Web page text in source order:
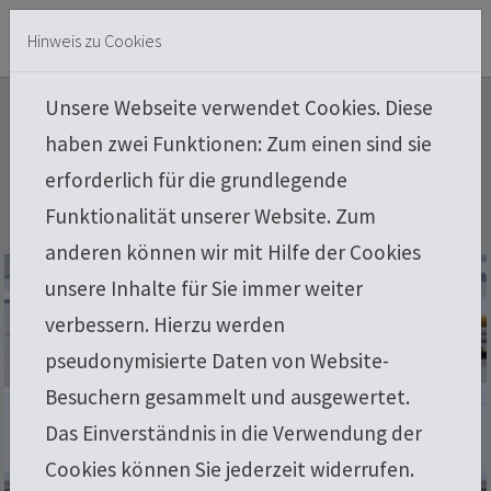
Skip to main content
Skip to page footer
Flachdach
Hinweis zu Cookies
Unsere Webseite verwendet Cookies. Diese
haben zwei Funktionen: Zum einen sind sie
erforderlich für die grundlegende
Funktionalität unserer Website. Zum
anderen können wir mit Hilfe der Cookies
unsere Inhalte für Sie immer weiter
verbessern. Hierzu werden
pseudonymisierte Daten von Website-
Besuchern gesammelt und ausgewertet.
Das Einverständnis in die Verwendung der
Cookies können Sie jederzeit widerrufen.